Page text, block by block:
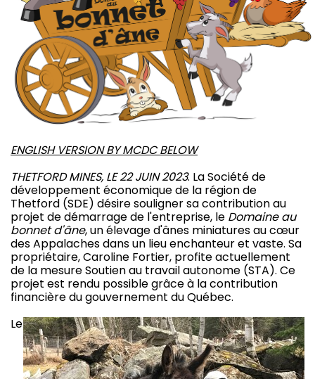
ENGLISH VERSION BY MCDC BELOW
THETFORD MINES, LE 22 JUIN 2023. La Société de
développement économique de la région de
Thetford (SDE) désire souligner sa contribution au
projet de démarrage de l'entreprise, le Domaine au
bonnet d'âne, un élevage d'ânes miniatures au cœur
des Appalaches dans un lieu enchanteur et vaste. Sa
propriétaire, Caroline Fortier, profite actuellement
de la mesure Soutien au travail autonome (STA). Ce
projet est rendu possible grâce à la contribution
financière du gouvernement du Québec.
Le